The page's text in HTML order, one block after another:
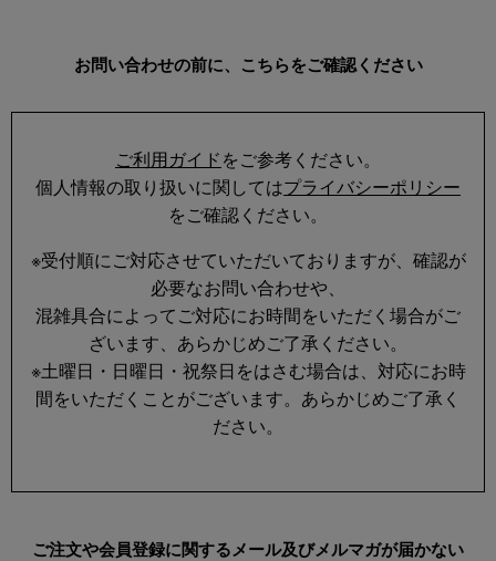
お問い合わせの前に、こちらをご確認ください
ご利用ガイド をご参考ください。
個人情報の取り扱いに関してはプライバシーポリシー
をご確認ください。
※受付順にご対応させていただいておりますが、確認が
必要なお問い合わせや、
混雑具合によってご対応にお時間をいただく場合がご
ざいます、あらかじめご了承ください。
※土曜日・日曜日・祝祭日をはさむ場合は、対応にお時
間をいただくことがございます。あらかじめご了承く
ださい。
ご注文や会員登録に関するメール及びメルマガが届かない